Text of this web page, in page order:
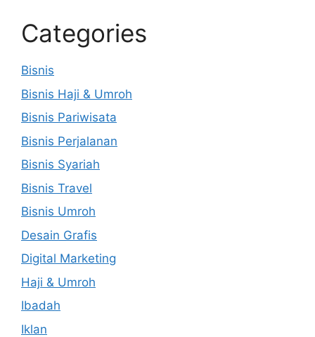
Categories
Bisnis
Bisnis Haji & Umroh
Bisnis Pariwisata
Bisnis Perjalanan
Bisnis Syariah
Bisnis Travel
Bisnis Umroh
Desain Grafis
Digital Marketing
Haji & Umroh
Ibadah
Iklan